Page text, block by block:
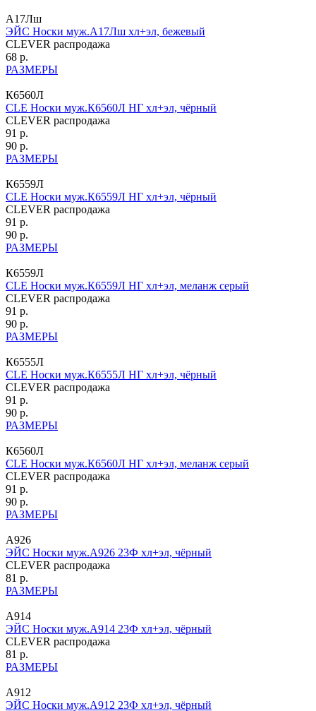
А17Лш
ЭЙС Носки муж.А17Лш хл+эл, бежевый
CLEVER распродажа
68 р.
РАЗМЕРЫ
К6560Л
CLE Носки муж.К6560Л НГ хл+эл, чёрный
CLEVER распродажа
91 р.
90 р.
РАЗМЕРЫ
К6559Л
CLE Носки муж.К6559Л НГ хл+эл, чёрный
CLEVER распродажа
91 р.
90 р.
РАЗМЕРЫ
К6559Л
CLE Носки муж.К6559Л НГ хл+эл, меланж серый
CLEVER распродажа
91 р.
90 р.
РАЗМЕРЫ
К6555Л
CLE Носки муж.К6555Л НГ хл+эл, чёрный
CLEVER распродажа
91 р.
90 р.
РАЗМЕРЫ
К6560Л
CLE Носки муж.К6560Л НГ хл+эл, меланж серый
CLEVER распродажа
91 р.
90 р.
РАЗМЕРЫ
А926
ЭЙС Носки муж.А926 23Ф хл+эл, чёрный
CLEVER распродажа
81 р.
РАЗМЕРЫ
А914
ЭЙС Носки муж.А914 23Ф хл+эл, чёрный
CLEVER распродажа
81 р.
РАЗМЕРЫ
А912
ЭЙС Носки муж.А912 23Ф хл+эл, чёрный